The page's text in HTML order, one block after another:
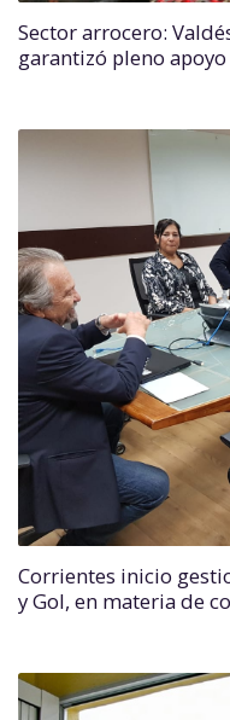
Sector arrocero:
garantizó pleno
Corrientes inicio
y Gol, en materia de